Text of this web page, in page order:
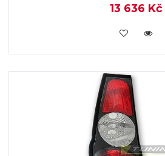
13 636 Kč
KOUPIT